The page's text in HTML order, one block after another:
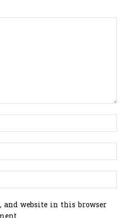
and website in this browser